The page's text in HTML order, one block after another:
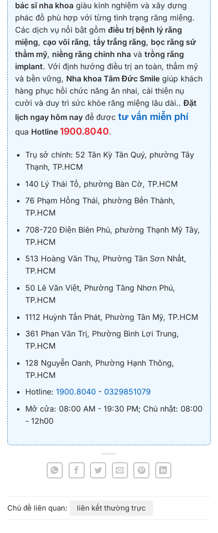
bác sĩ nha khoa giàu kinh nghiệm và xây dựng
phác đồ phù hợp với từng tình trạng răng miệng.
Các dịch vụ nổi bật gồm điều trị bệnh lý răng
miệng, cạo vôi răng, tẩy trắng răng, bọc răng sứ
thẩm mỹ, niềng răng chỉnh nha và trồng răng
implant. Với định hướng điều trị an toàn, thẩm mỹ
và bền vững, Nha khoa Tâm Đức Smile giúp khách
hàng phục hồi chức năng ăn nhai, cải thiện nụ
cười và duy trì sức khỏe răng miệng lâu dài.. Đặt
lịch ngay hôm nay để được tư vấn miễn phí
qua Hotline 1900.8040.
Trụ sở chính: 52 Tân Kỳ Tân Quý, phường Tây
Thạnh, TP.HCM
140 Lý Thái Tổ, phường Bàn Cờ, TP.HCM
76 Phạm Hồng Thái, phường Bến Thành,
TP.HCM
708-720 Điện Biên Phủ, phường Thạnh Mỹ Tây,
TP.HCM
513 Hoàng Văn Thụ, Phường Tân Sơn Nhất,
TP.HCM
50 Lê Văn Việt, Phường Tăng Nhơn Phú,
TP.HCM
1112 Huỳnh Tấn Phát, Phường Tân Mỹ, TP.HCM
361 Phan Văn Trị, Phường Bình Lợi Trung,
TP.HCM
128 Nguyễn Oanh, Phường Hạnh Thông,
TP.HCM
Hotline: 1900.8040- 0329851079
Mở cửa: 08:00 AM - 19:30 PM; Chủ nhật: 08:00
- 12h00
liên kết thường trực